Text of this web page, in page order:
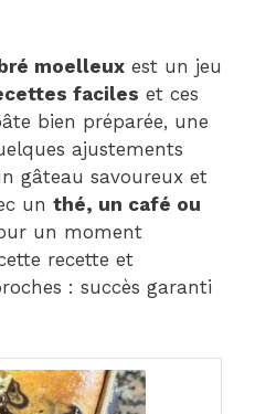
moelleux est un jeu
faciles et ces
bien préparée, une
ajustements
gâteau savoureux et
un thé, un café ou
un moment
recette et
: succès garanti